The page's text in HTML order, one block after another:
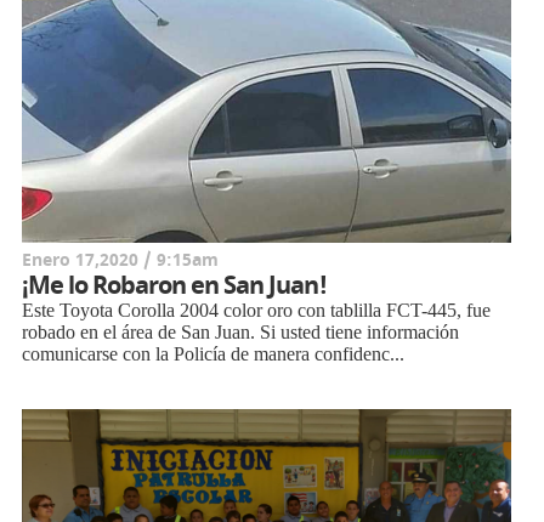
Enero 17,2020 / 9:15am
¡Me lo Robaron en San Juan!
Este Toyota Corolla 2004 color oro con tablilla FCT-445, fue
robado en el área de San Juan. Si usted tiene información
comunicarse con la Policía de manera confidenc...